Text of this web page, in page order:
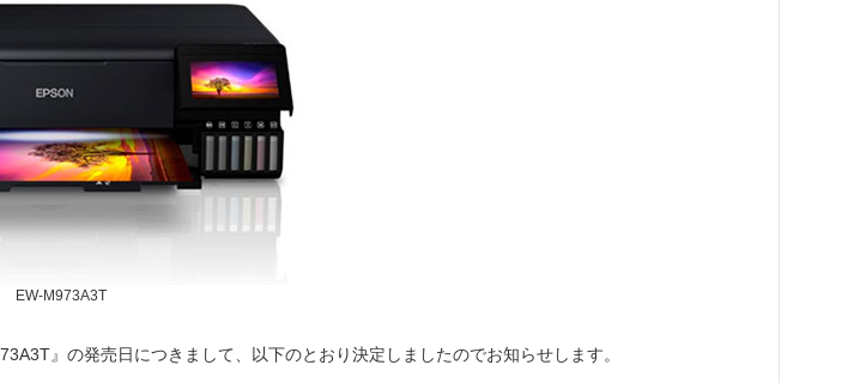
EW-M973A3T
』の発売日につきまして、以下のとおり決定しましたのでお知らせします。